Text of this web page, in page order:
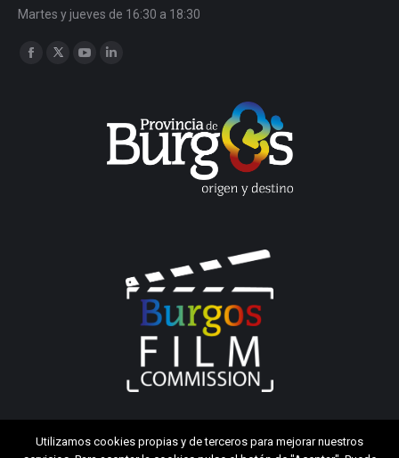
Martes y jueves de 16:30 a 18:30
Encuéntranos en:
Facebook
Utilizamos cookies propias y de terceros para mejorar nuestros